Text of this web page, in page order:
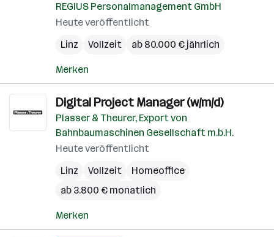
REGIUS Personalmanagement GmbH
Heute veröffentlicht
Linz
Vollzeit ab 80.000 € jährlich
Merken
Digital Project Manager (w/m/d)
Plasser & Theurer, Export von
Bahnbaumaschinen Gesellschaft m.b.H.
Heute veröffentlicht
Linz
Vollzeit
Homeoffice
ab 3.800 € monatlich
Merken